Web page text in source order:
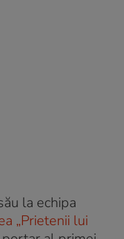
la echipa
„Prietenii lui